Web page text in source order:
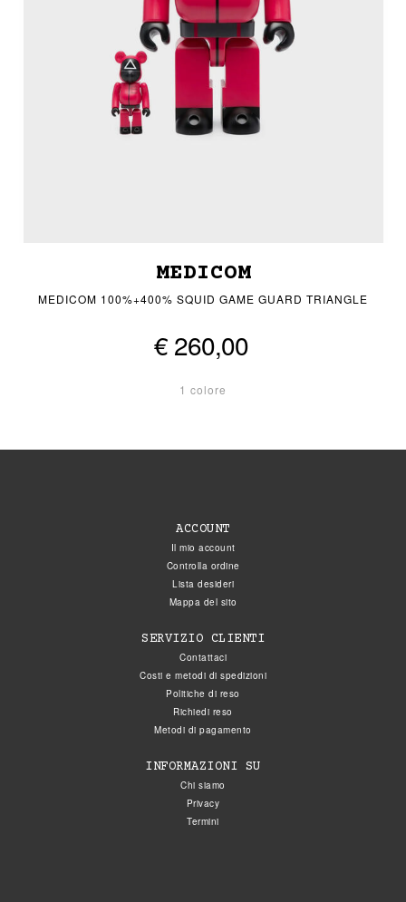
MEDICOM
MEDICOM 100%+400% SQUID GAME GUARD TRIANGLE
€ 260,00
1 colore
ACCOUNT
Il mio account
Controlla ordine
Lista desideri
Mappa del sito
SERVIZIO CLIENTI
Contattaci
Costi e metodi di spedizioni
Politiche di reso
Richiedi reso
Metodi di pagamento
INFORMAZIONI SU
Chi siamo
Privacy
Termini